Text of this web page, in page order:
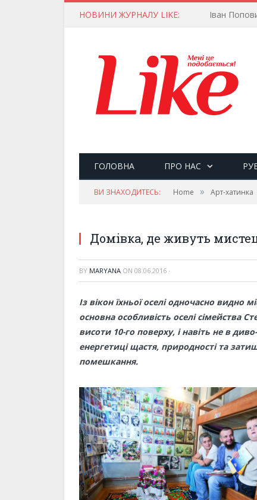
НОВИНИ ЖУРНАЛУ LIKE:
ГОЛОВНА ПРО НАС
ВИ ЗНАХОДИТЕСЬ: Home » Арт-хатинка
Домівка, де живуть
BY MARYANA ON 08.06.2016 ·
Із вікон їхньої оселі одночасно видно
основна особливість оселі сімейства
висоти 10-го поверху, і навіть не в
енергетиці щастя, природності та
помешкання.